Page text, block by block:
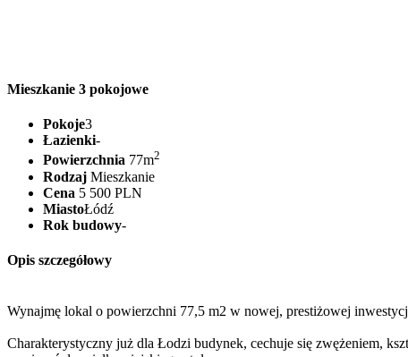
Mieszkanie 3 pokojowe
Pokoje3
Łazienki-
Powierzchnia 77m2
Rodzaj Mieszkanie
Cena 5 500 PLN
MiastoŁódź
Rok budowy-
Opis szczegółowy
Wynajmę lokal o powierzchni 77,5 m2 w nowej, prestiżowej
Charakterystyczny już dla Łodzi budynek, cechuje się zwężeniem,